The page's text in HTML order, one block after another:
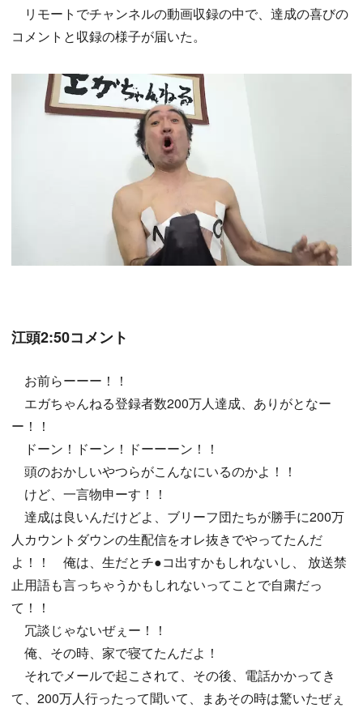
リモートでチャンネルの動画収録の中で、達成の喜びの
コメントと収録の様子が届いた。
江頭2:50コメント
お前らーーー！！
エガちゃんねる登録者数200万人達成、ありがとなー
ー！！
ドーン！ドーン！ドーーーン！！
頭のおかしいやつらがこんなにいるのかよ！！
けど、一言物申ーす！！
達成は良いんだけどよ、ブリーフ団たちが勝手に200万
人カウントダウンの生配信をオレ抜きでやってたんだ
よ！！ 俺は、生だとチ●コ出すかもしれないし、 放送禁
止用語も言っちゃうかもしれないってことで自粛だっ
て！！
冗談じゃないぜぇー！！
俺、その時、家で寝てたんだよ！
それでメールで起こされて、その後、電話かかってき
て、200万人行ったって聞いて、まあその時は驚いたぜぇ